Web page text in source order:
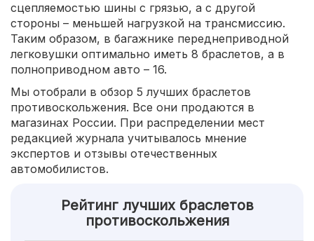
сцепляемостью шины с грязью, а с другой
стороны – меньшей нагрузкой на трансмиссию.
Таким образом, в багажнике переднеприводной
легковушки оптимально иметь 8 браслетов, а в
полноприводном авто – 16.
Мы отобрали в обзор 5 лучших браслетов
противоскольжения. Все они продаются в
магазинах России. При распределении мест
редакцией журнала учитывалось мнение
экспертов и отзывы отечественных
автомобилистов.
Рейтинг лучших браслетов
противоскольжения